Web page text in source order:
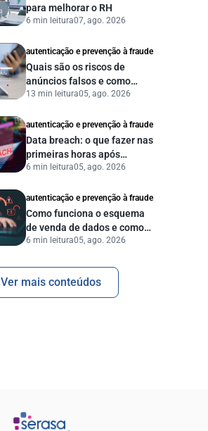
para melhorar o RH
6 min leitura07, ago. 2026
autenticação e prevenção à fraude
Quais são os riscos de
anúncios falsos e como
proteger seu negócio?
13 min leitura05, ago. 2026
autenticação e prevenção à fraude
Data breach: o que fazer nas
primeiras horas após
vazamento de dados?
6 min leitura05, ago. 2026
autenticação e prevenção à fraude
Como funciona o esquema
de venda de dados e como
proteger sua empresa?
6 min leitura05, ago. 2026
Ver mais conteúdos